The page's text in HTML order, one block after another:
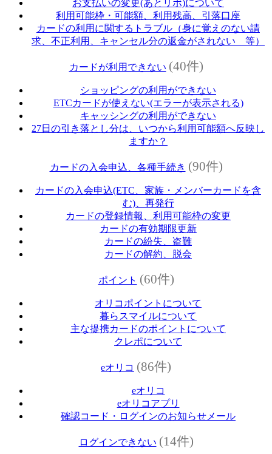
お支払いの変更(あとリボ)について
利用可能枠・可能額、利用残高、引落口座
カードの利用に関するトラブル（身に覚えのない請
求、不正利用、キャンセル分の返金がされない 等）
カードが利用できない (40件)
ショッピングの利用ができない
ETCカードが使えない(エラーが表示される)
キャッシングの利用ができない
27日の引き落とし分は、いつから利用可能額へ反映し
ますか？
カードの入会申込、各種手続き (90件)
カードの入会申込(ETC、家族・メンバーカードを含
む)、再発行
カードの登録情報、利用可能枠の変更
カードの有効期限更新
カードの紛失、盗難
カードの解約、脱会
ポイント (60件)
オリコポイントについて
暮らスマイルについて
主な提携カードのポイントについて
クレポについて
eオリコ (86件)
eオリコ
eオリコアプリ
確認コード・ログインのお知らせメール
ログインできない (14件)